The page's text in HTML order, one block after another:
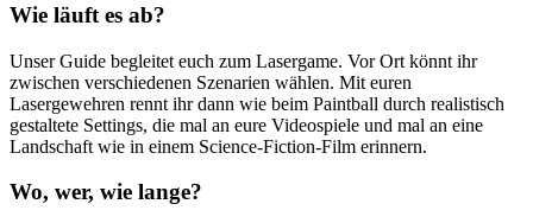
Wie läuft es ab?
Unser Guide begleitet euch zum Lasergame. Vor Ort könnt ihr
zwischen verschiedenen Szenarien wählen. Mit euren
Lasergewehren rennt ihr dann wie beim Paintball durch realistisch
gestaltete Settings, die mal an eure Videospiele und mal an eine
Landschaft wie in einem Science-Fiction-Film erinnern.
Wo, wer, wie lange?